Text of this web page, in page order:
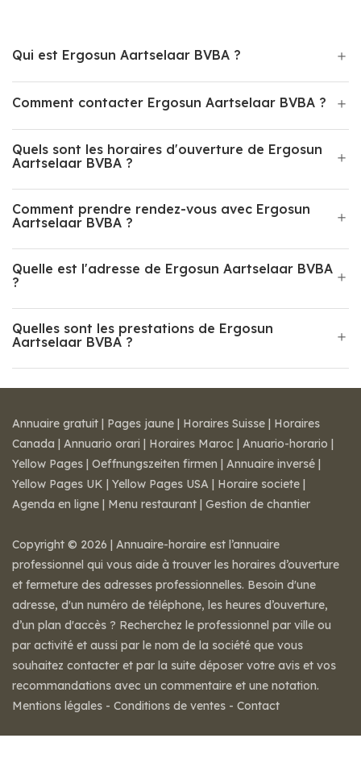
Qui est Ergosun Aartselaar BVBA ?
Comment contacter Ergosun Aartselaar BVBA ?
Quels sont les horaires d'ouverture de Ergosun
Aartselaar BVBA ?
Comment prendre rendez-vous avec Ergosun
Aartselaar BVBA ?
Quelle est l'adresse de Ergosun Aartselaar BVBA
?
Quelles sont les prestations de Ergosun
Aartselaar BVBA ?
Annuaire gratuit | Pages jaune | Horaires Suisse | Horaires
Canada | Annuario orari | Horaires Maroc | Anuario-horario |
Yellow Pages | Oeffnungszeiten firmen | Annuaire inversé |
Yellow Pages UK | Yellow Pages USA | Horaire societe |
Agenda en ligne | Menu restaurant | Gestion de chantier
Copyright © 2026 | Annuaire-horaire est l’annuaire
professionnel qui vous aide à trouver les horaires d’ouverture
et fermeture des adresses professionnelles. Besoin d'une
adresse, d'un numéro de téléphone, les heures d’ouverture,
d’un plan d'accès ? Recherchez le professionnel par ville ou
par activité et aussi par le nom de la société que vous
souhaitez contacter et par la suite déposer votre avis et vos
recommandations avec un commentaire et une notation.
Mentions légales - Conditions de ventes - Contact